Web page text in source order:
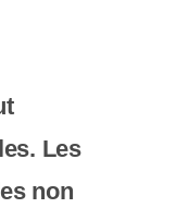
Les
non